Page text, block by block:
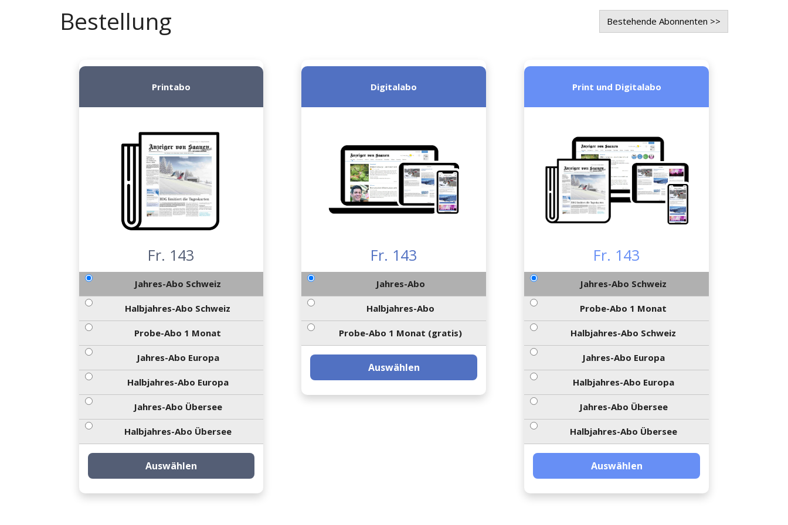
Bestellung Bestehende Abonnenten >>
Printabo
Fr. 143
Jahres-Abo Schweiz
Halbjahres-Abo Schweiz
Probe-Abo 1 Monat
Jahres-Abo Europa
Halbjahres-Abo Europa
Jahres-Abo Übersee
Halbjahres-Abo Übersee
Auswählen
Digitalabo
Fr. 143
Jahres-Abo
Halbjahres-Abo
Probe-Abo 1 Monat (gratis)
Auswählen
Print und Digitalabo
Fr. 143
Jahres-Abo Schweiz
Probe-Abo 1 Monat
Halbjahres-Abo Schweiz
Jahres-Abo Europa
Halbjahres-Abo Europa
Jahres-Abo Übersee
Halbjahres-Abo Übersee
Auswählen